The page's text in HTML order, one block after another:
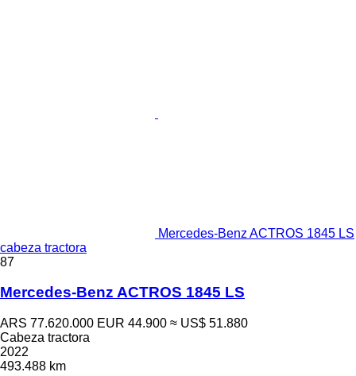
Mercedes-Benz ACTROS 1845 LS
cabeza tractora
87
Mercedes-Benz ACTROS 1845 LS
ARS 77.620.000 EUR 44.900 ≈ US$ 51.880
Cabeza tractora
2022
493.488 km